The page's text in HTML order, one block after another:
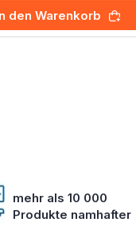
den Warenkorb
mehr als 10 000
Produkte namhafter